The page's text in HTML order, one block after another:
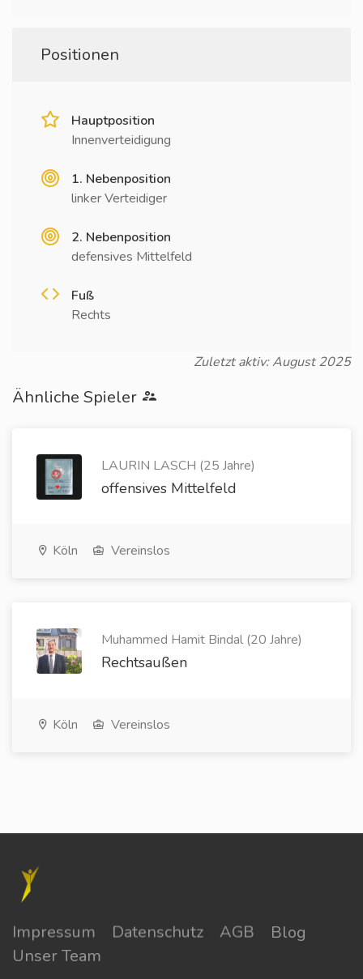
Positionen
Hauptposition
Innenverteidigung
1. Nebenposition
linker Verteidiger
2. Nebenposition
defensives Mittelfeld
Fuß
Rechts
Zuletzt aktiv: August 2025
Ähnliche Spieler
LAURIN LASCH (25 Jahre)
offensives Mittelfeld
Köln Vereinslos
Muhammed Hamit Bindal (20 Jahre)
Rechtsaußen
Köln Vereinslos
Impressum Datenschutz AGB
Blog
Unser Team